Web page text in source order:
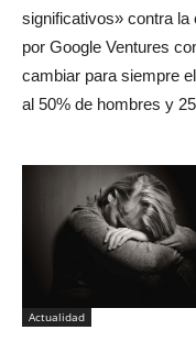
significativos» contra
por Google Ventures
cambiar para siempre
al 50% de hombres y
Actualidad